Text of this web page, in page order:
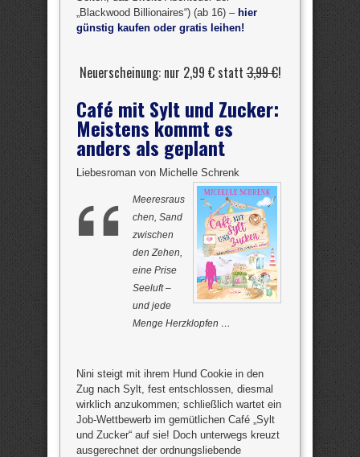
„Blackwood Billionaires“) (ab 16) – hier
günstig kaufen oder gratis leihen!
Neuerscheinung: nur 2,99 € statt3,99 €!
Café mit Sylt und Zucker:
Meistens kommt es
anders als geplant
Liebesroman von Michelle Schrenk
Meeresraus
chen, Sand
zwischen
den Zehen,
eine Prise
Seeluft –
und jede
Menge Herzklopfen …
Nini steigt mit ihrem Hund Cookie in den
Zug nach Sylt, fest entschlossen, diesmal
wirklich anzukommen; schließlich wartet ein
Job-Wettbewerb im gemütlichen Café „Sylt
und Zucker“ auf sie! Doch unterwegs kreuzt
ausgerechnet der ordnungsliebende